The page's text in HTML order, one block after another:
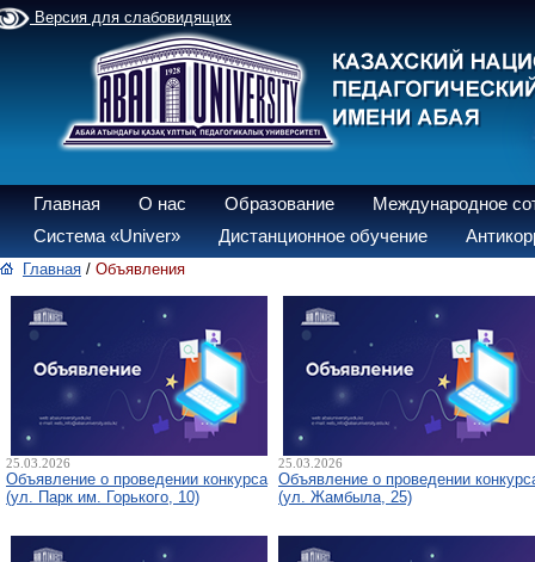
Версия для слабовидящих
Главная О нас Образование
Международное
Система «Univer»
Дистанционное обучение
Главная / Объявления
25.03.2026
Объявление о проведении конкурса
(ул. Парк им. Горького, 10)
25.03.2026
Объявление о проведении
(ул. Жамбыла, 25)